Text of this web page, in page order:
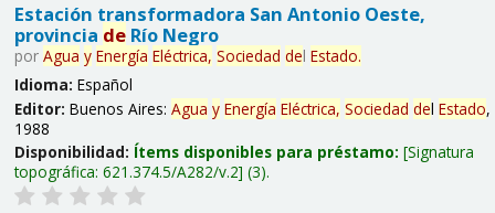
Estación transformadora San Antonio Oeste,
provincia deRío Negro
por Agua y Energía Eléctrica, Sociedad del Estado.
Idioma: Español
Editor: Buenos Aires: Agua y Energía Eléctrica, Sociedad del Estado,
1988
Disponibilidad: Ítems disponibles para préstamo: Signatura
topográfica: 621.374.5/A282/v.2 (3).